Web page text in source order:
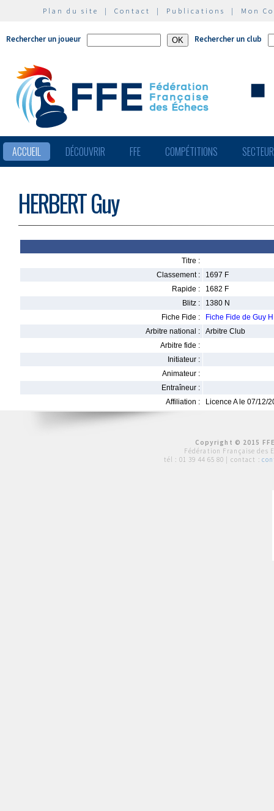
Plan du site | Contact | Publications | Mon
Rechercher un joueur Rechercher un club
ACCUEIL DÉCOUVRIR FFE COMPÉTITIONS
HERBERT Guy
Titre :
Classement :
1697 F
Rapide :
1682 F
Blitz :
1380 N
Fiche Fide :
Fiche Fide de Guy
Arbitre national :
Arbitre Club
Arbitre fide :
Initiateur :
Animateur :
Entraîneur :
Affiliation :
Licence A le 07/12/
Copyright © 2015
Fédération Française des
tél : 01 39 44 65 80 | contact :